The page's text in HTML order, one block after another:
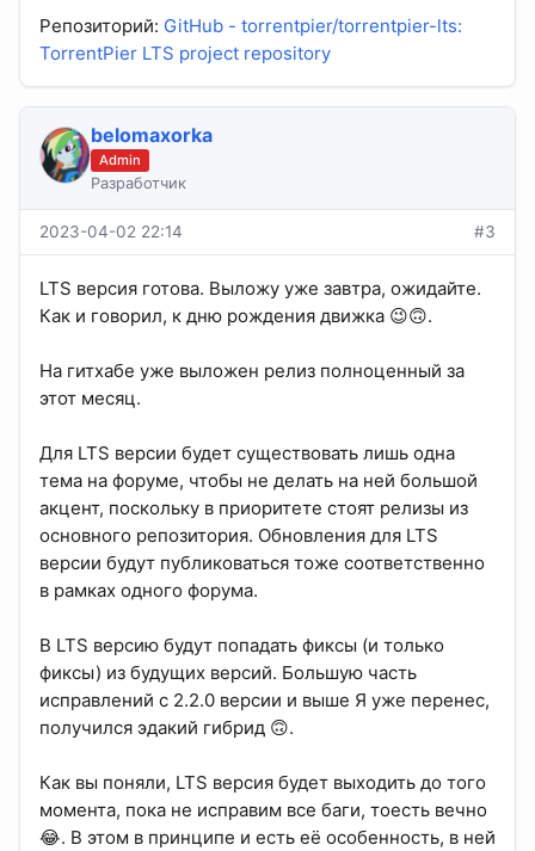
Репозиторий: GitHub - torrentpier/torrentpier-lts:
TorrentPier LTS project repository
belomaxorka
Admin
Разработчик
2023-04-02 22:14 #3
LTS версия готова. Выложу уже завтра, ожидайте.
Как и говорил, к дню рождения движка 😉🙃.
На гитхабе уже выложен релиз полноценный за
этот месяц.
Для LTS версии будет существовать лишь одна
тема на форуме, чтобы не делать на ней большой
акцент, поскольку в приоритете стоят релизы из
основного репозитория. Обновления для LTS
версии будут публиковаться тоже соответственно
в рамках одного форума.
В LTS версию будут попадать фиксы (и только
фиксы) из будущих версий. Большую часть
исправлений с 2.2.0 версии и выше Я уже перенес,
получился эдакий гибрид 🙃.
Как вы поняли, LTS версия будет выходить до того
момента, пока не исправим все баги, тоесть вечно
😂. В этом в принципе и есть её особенность, в ней